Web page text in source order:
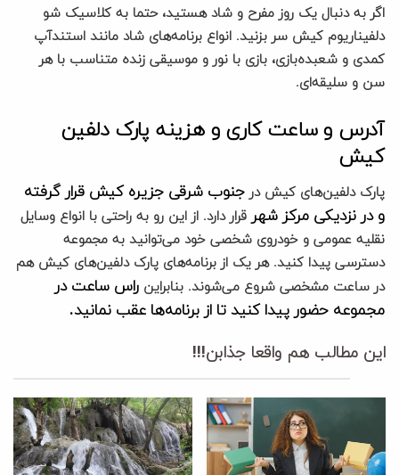
اگر به دنبال یک روز مفرح و شاد هستید، حتما به کلاسیک شو
دلفیناریوم کیش سر بزنید. انواع برنامه‌های شاد مانند استندآپ
کمدی و شعبده‌بازی، بازی با نور و موسیقی زنده متناسب با هر
سن و سلیقه‌ای.
آدرس و ساعت کاری و هزینه پارک دلفین
کیش
پارک دلفین‌های کیش درجنوب شرقی جزیره کیش قرار گرفته
و در نزدیکی مرکز شهرقرار دارد. از این رو به راحتی با انواع وسایل
نقلیه عمومی و خودروی شخصی خود می‌توانید به مجموعه
دسترسی پیدا کنید. هر یک از برنامه‌های پارک دلفین‌های کیش هم
در ساعت مشخصی شروع می‌شوند. بنابراین راس ساعت در
مجموعه حضور پیدا کنید تا از برنامه‌ها عقب نمانید.
این مطالب هم واقعا جذابن!!!